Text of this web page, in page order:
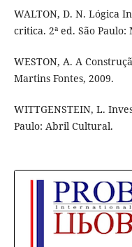
WALTON, D. N. Lógica
critica. 2ª ed. São Paulo:
WESTON, A. A
Martins Fontes, 2009.
WITTGENSTEIN, L.
Paulo: Abril Cultural.